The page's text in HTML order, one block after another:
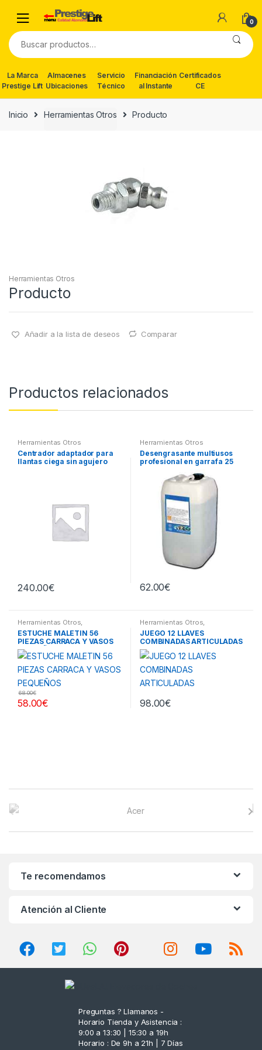
navigation
content
0
Buscar
por:
La Marca
Prestige Lift
Almacenes
Ubicaciones
Servicio
Técnico
Financiación
al Instante
Certificados
CE
Inicio Herramientas Otros Producto
Herramientas Otros
Producto
Añadir a la lista de deseos Comparar
Productos relacionados
Herramientas Otros
Centrador adaptador para
llantas ciega sin agujero
240.00€
Herramientas Otros
Desengrasante multiusos
profesional en garrafa 25
62.00€
Herramientas Otros,
Herramientas De Mano,
Herramientas De Mano,
Maletines Herramientas,
Extractores, Compresímetros,
otros
ESTUCHE MALETIN 56
PIEZAS CARRACA Y VASOS
PEQUEÑOS
58.00€
68.00€
Herramientas Otros,
Herramientas De Mano
Herramientas De Mano
JUEGO 12 LLAVES
COMBINADAS ARTICULADAS
98.00€
a
Te recomendamos
Atención al Cliente
Preguntas ? Llamanos -
Horario Tienda y Asistencia :
9:00 a 13:30 | 15:30 a 19h
Horario : De 9h a 21h | 7 Días